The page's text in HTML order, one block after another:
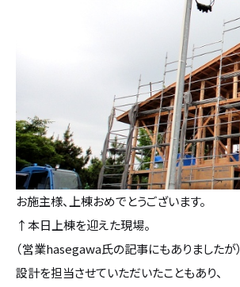
保証・アフターメンテナンス
家づくりの流れ
お客様の声
お知らせ
ブログ
お施主様、上棟おめでとうございます。
↑本日上棟を迎えた現場。
（営業hasegawa氏の記事にもありましたが）
設計を担当させていただいたこともあり、